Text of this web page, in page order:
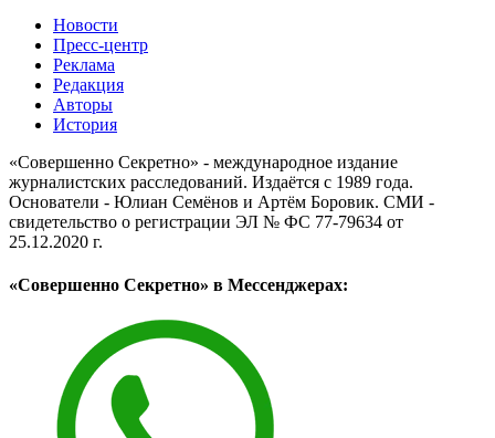
Новости
Пресс-центр
Реклама
Редакция
Авторы
История
«Совершенно Секретно» - международное издание
журналистских расследований. Издаётся с 1989 года.
Основатели - Юлиан Семёнов и Артём Боровик. CМИ -
свидетельство о регистрации ЭЛ № ФС 77-79634 от
25.12.2020 г.
«Совершенно Секретно» в Мессенджерах: